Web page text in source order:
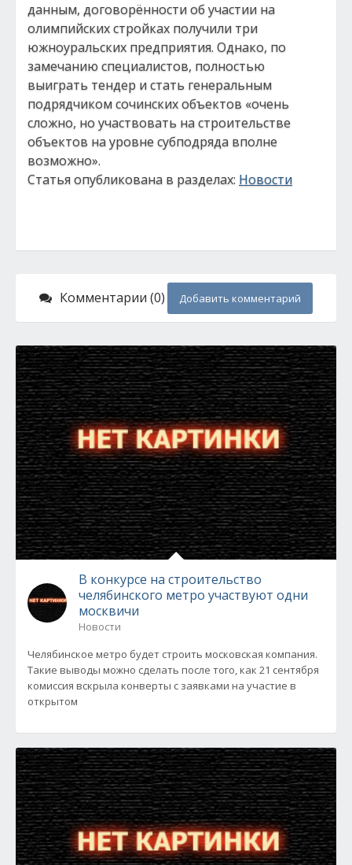
данным, договорённости об участии на
олимпийских стройках получили три
южноуральских предприятия. Однако, по
замечанию специалистов, полностью
выиграть тендер и стать генеральным
подрядчиком сочинских объектов «очень
сложно, но участвовать на строительстве
объектов на уровне субподряда вполне
возможно».
Статья опубликована в разделах: Новости
Комментарии (0) Добавить комментарий
В конкурсе на строительство
челябинского метро участвуют одни
москвичи
Новости
Челябинское метро будет строить московская компания.
Такие выводы можно сделать после того, как 21 сентября
комиссия вскрыла конверты с заявками на участие в
открытом